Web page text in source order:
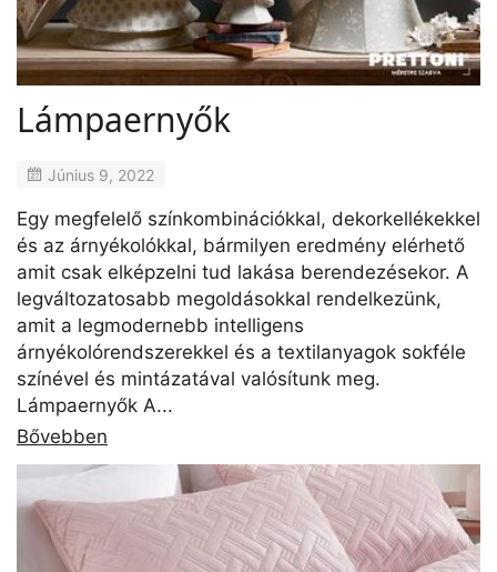
Lámpaernyők
Június 9, 2022
Egy megfelelő színkombinációkkal, dekorkellékekkel
és az árnyékolókkal, bármilyen eredmény elérhető
amit csak elképzelni tud lakása berendezésekor. A
legváltozatosabb megoldásokkal rendelkezünk,
amit a legmodernebb intelligens
árnyékolórendszerekkel és a textilanyagok sokféle
színével és mintázatával valósítunk meg.
Lámpaernyők A...
Bővebben